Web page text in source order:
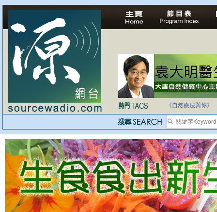
法治社會並不等同
自家教育合法化-
《自然療法與你》